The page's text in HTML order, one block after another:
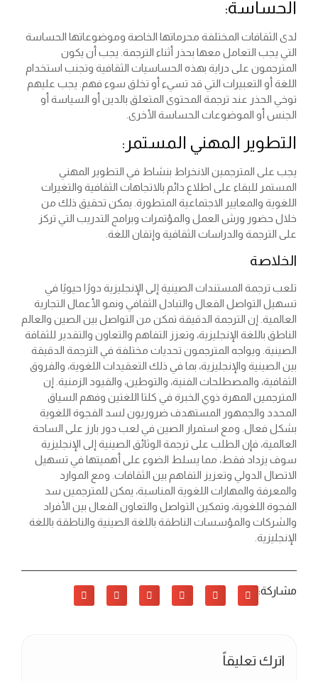
الحساسة:
لدى الثقافات المختلفة محرماتها الخاصة وموضوعاتها الحساسة
التي يجب التعامل معها بحذر أثناء الترجمة. يجب أن يكون
المترجمون على دراية بهذه الحساسيات الثقافية وتجنب استخدام
اللغة أو التعبيرات التي قد تسيء أو تخلق سوء فهم. يجب عليهم
توخي الحذر عند ترجمة المحتوى المتعلق بالدين أو السياسة أو
الجنس أو الموضوعات الحساسة الأخرى.
التطوير المهني المستمر:
يجب على المترجمين الانخراط بنشاط في التطوير المهني
المستمر للبقاء على اطلاع دائم بالاتجاهات الثقافية والتغيرات
اللغوية والمعايير الاجتماعية المتطورة. يمكن تحقيق ذلك من
خلال حضور ورش العمل والمؤتمرات وبرامج التدريب التي تركز
على الترجمة والدراسات الثقافية وإتقان اللغة.
الخلاصة
تلعب ترجمة المستندات الصينية إلى الإنجليزية دورًا حيويًا في
تسهيل التواصل الفعال والتبادل الثقافي ونمو الأعمال التجارية
العالمية. إن الترجمة الدقيقة تمكن من التواصل بين الصين والعالم
الناطق باللغة الإنجليزية، وتعزز التفاهم والتعاون والتقدير للثقافة
الصينية. ويواجه المترجمون تحديات مختلفة في الترجمة الدقيقة
بين الصينية والإنجليزية، بما في ذلك التعقيدات اللغوية، والفروق
الثقافية، والمصطلحات الفنية، والتوطين، والقيود الزمنية. إن
المترجمين المهرة ذوي الخبرة في كلتا اللغتين وفهم السياق
المحدد والجمهور المستهدف ضروريون لسد الفجوة اللغوية
بشكل فعال. ومع استمرار الصين في لعب دور بارز على الساحة
العالمية، فإن الطلب على ترجمة الوثائق الصينية إلى الإنجليزية
سوف يزداد فقط، مما يسلط الضوء على أهميتها في تسهيل
الاتصال الدولي وتعزيز التفاهم بين الثقافات. ومع الموارد
والمعرفة والمهارات اللغوية المناسبة، يمكن للمترجمين سد
الفجوة اللغوية، وتمكين التواصل والتعاون الفعال بين الأفراد
والشركات والمؤسسات الناطقة باللغة الصينية والناطقة باللغة
الإنجليزية.
مشاركة:
اترك تعليقاً